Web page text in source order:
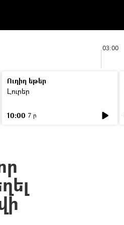
03:00
Ուղիղ եթեր
Լուրեր
10:00 7 ր